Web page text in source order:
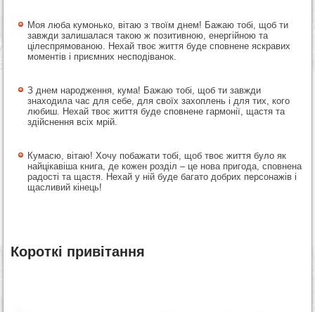
Моя люба кумонько, вітаю з твоїм днем! Бажаю тобі, щоб ти
завжди залишалася такою ж позитивною, енергійною та
цілеспрямованою. Нехай твоє життя буде сповнене яскравих
моментів і приємних несподіванок.
З днем народження, кума! Бажаю тобі, щоб ти завжди
знаходила час для себе, для своїх захоплень і для тих, кого
любиш. Нехай твоє життя буде сповнене гармонії, щастя та
здійснення всіх мрій.
Кумасю, вітаю! Хочу побажати тобі, щоб твоє життя було як
найцікавіша книга, де кожен розділ – це нова пригода, сповнена
радості та щастя. Нехай у ній буде багато добрих персонажів і
щасливий кінець!
Короткі привітання